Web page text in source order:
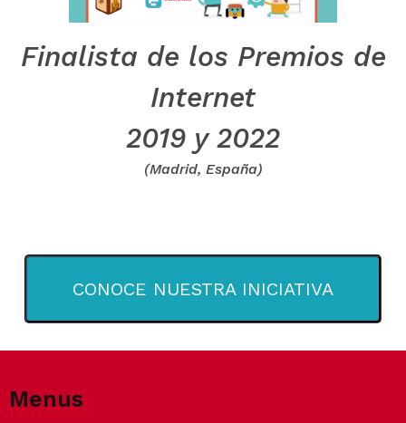
Finalista de los Premios de
Internet
2019 y 2022
(Madrid, España)
CONOCE NUESTRA INICIATIVA
Menus